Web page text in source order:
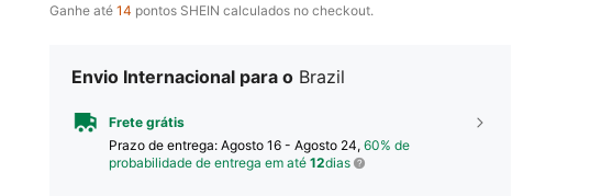
Ganhe até 14 pontos SHEIN calculados no checkout.
Envio Internacional para o Brazil
Frete grátis
Prazo de entrega: Agosto 16 - Agosto 24, 60% de
probabilidade de entrega em até 12dias